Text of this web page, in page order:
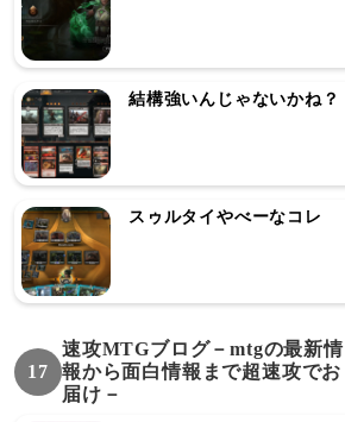
結構強いんじゃないかね？
スゥルタイやべーなコレ
17
速攻MTGブログ－mtgの最新情
報から面白情報まで超速攻でお
届け－